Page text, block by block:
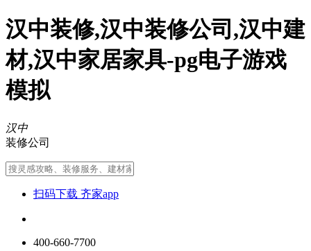
汉中装修,汉中装修公司,汉中建
材,汉中家居家具-pg电子游戏
模拟
汉中
装修公司
扫码下载 齐家app
400-660-7700